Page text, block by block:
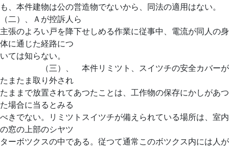
も、本件建物は公の営造物でないから、同法の適用はない。
（二）、Ａが控訴人ら
主張のよろい戸を降下せしめる作業に従事中、電流が同人の身
体に通じた経路につ
いては知らない。
（三）、 本件リミツト、スイツチの安全カバーが
たまたま取り外され
たままで放置されてあつたことは、工作物の保存にかしがあつ
た場合に当るとみる
べきでない。リミツトスイツチが備えられている場所は、室内
の窓の上部のシヤツ
ターボツクスの中である。従つて通常このボツクス内には人が